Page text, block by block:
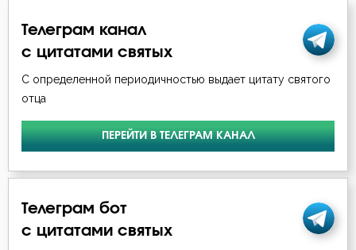
Знание
Католицизм
Курение
Любовь
Любовь Божия
Иосиф Оптинский (Литовкин)
Исаак Сирин Ниневийский
Исидор Пелусиот
Макарий Оптинский (Иванов)
Телеграм канал
с цитатами святых
С определенной периодичностью выдает цитату святого
отца
ПЕРЕЙТИ В ТЕЛЕГРАМ КАНАЛ
Телеграм бот
с цитатами святых